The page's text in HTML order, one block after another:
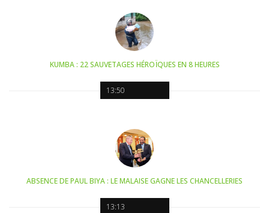
13:50
KUMBA : 22 SAUVETAGES HÉROÏQUES EN 8 HEURES
13:13
ABSENCE DE PAUL BIYA : LE MALAISE GAGNE LES CHANCELLERIES